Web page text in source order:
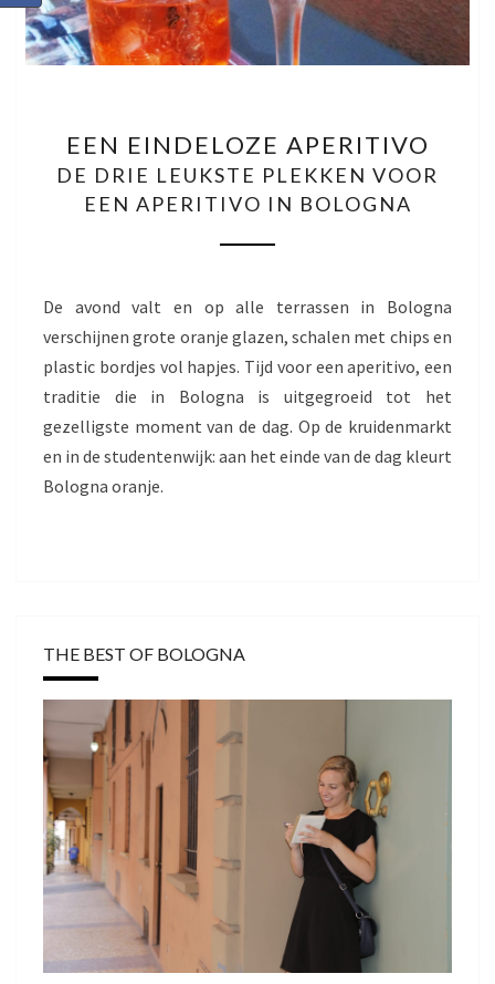
EINDELOZE
APERITIVO
DE
DRIE
PLEKKEN
VOOR
EEN
APERITIVO
IN
EEN EINDELOZE APERITIVO
DE DRIE LEUKSTE PLEKKEN VOOR
EEN APERITIVO IN BOLOGNA
De avond valt en op alle terrassen in Bologna
verschijnen grote oranje glazen, schalen met chips en
plastic bordjes vol hapjes. Tijd voor een aperitivo, een
traditie die in Bologna is uitgegroeid tot het
gezelligste moment van de dag. Op de kruidenmarkt
en in de studentenwijk: aan het einde van de dag kleurt
Bologna oranje.
THE BEST OF BOLOGNA